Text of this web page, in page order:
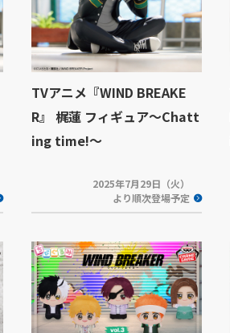
TVアニメ『WIND BREAKE
R』 梶蓮 フィギュア～Chatt
ing time!～
2025年7月29日（火）
より順次登場予定